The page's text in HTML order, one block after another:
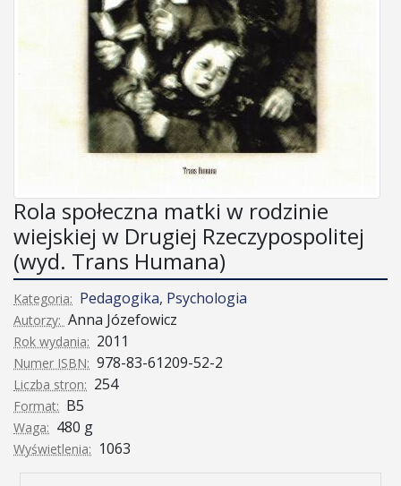
Rola społeczna matki w rodzinie
wiejskiej w Drugiej Rzeczypospolitej
(wyd. Trans Humana)
Kategoria: Pedagogika, Psychologia
Autorzy: Anna Józefowicz
Rok wydania: 2011
Numer ISBN: 978-83-61209-52-2
Liczba stron: 254
Format: B5
Waga: 480 g
Wyświetlenia: 1063